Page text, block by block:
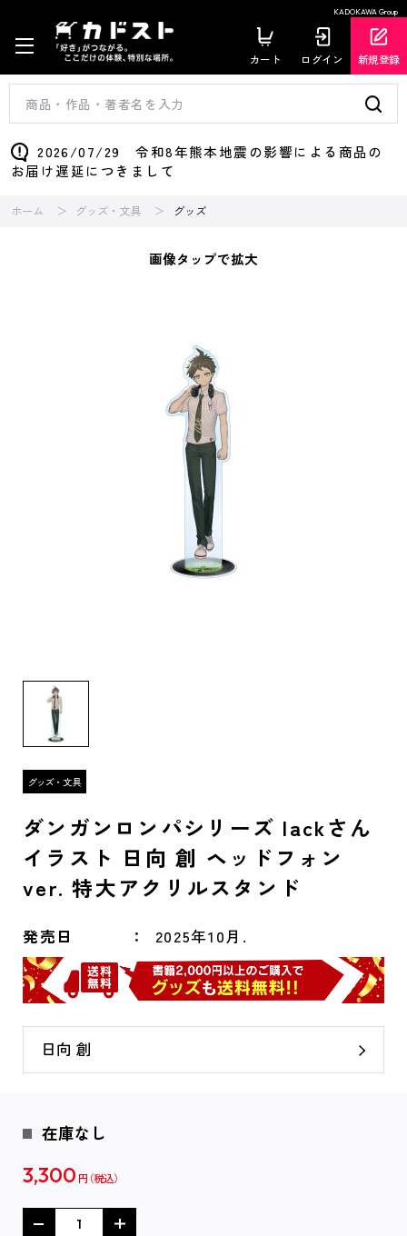
KADOKAWA Group
カート ログイン 新規登録
2026/07/29 令和8年熊本地震の影響による商品の
お届け遅延につきまして
ホーム グッズ・文具 グッズ
画像タップで拡大
ダンガンロンパシリーズ lackさん
イラスト 日向 創 ヘッドフォン
ver. 特大アクリルスタンド
発売日 2025年10月.
日向 創
在庫なし
3,300 円